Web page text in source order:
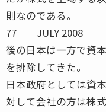
則なのである。
77 JULY
後の日本は一方で資
を排除してきた。
日本政府としては資
対して会社の方は株